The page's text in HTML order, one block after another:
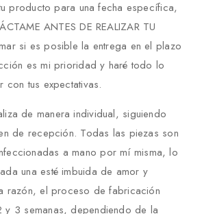
producto para una fecha específica,
ANTES DE REALIZAR TU
si es posible la entrega en el plazo
es mi prioridad y haré todo lo
tus expectativas.
de manera individual, siguiendo
de recepción. Todas las piezas son
a mano por mí misma, lo
una esté imbuida de amor y
razón, el proceso de fabricación
y 3 semanas, dependiendo de la